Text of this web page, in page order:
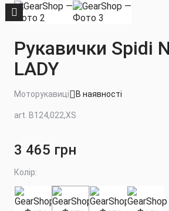
Рукавички Spidi
LADY
Моторукавиці В наявності
art. B124,022,XS
3 465 грн
Колір: